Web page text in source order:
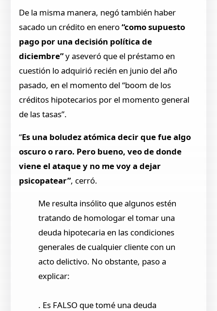
De la misma manera, negó también haber
sacado un crédito en enero“como supuesto
pago por una decisión política de
diciembre”y aseveró que el préstamo en
cuestión lo adquirió recién en junio del año
pasado, en el momento del “boom de los
créditos hipotecarios por el momento general
de las tasas”.
“Es una boludez atómica decir que fue algo
oscuro o raro. Pero bueno, veo de donde
viene el ataque y no me voy a dejar
psicopatear”, cerró.
Me resulta insólito que algunos estén
tratando de homologar el tomar una
deuda hipotecaria en las condiciones
generales de cualquier cliente con un
acto delictivo. No obstante, paso a
explicar:
. Es FALSO que tomé una deuda